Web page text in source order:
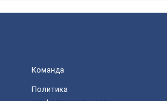
Команда
Политика